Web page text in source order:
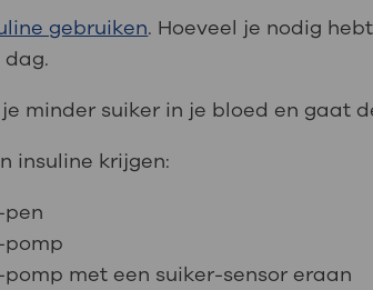
gebruiken. Hoeveel je nodig
minder suiker in je bloed en gaat
insuline krijgen:
pomp
met een suiker-sensor eraan